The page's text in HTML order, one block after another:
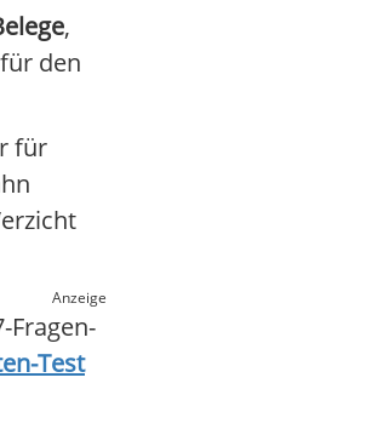
,
den
für
Anzeige
Fragen-
Test